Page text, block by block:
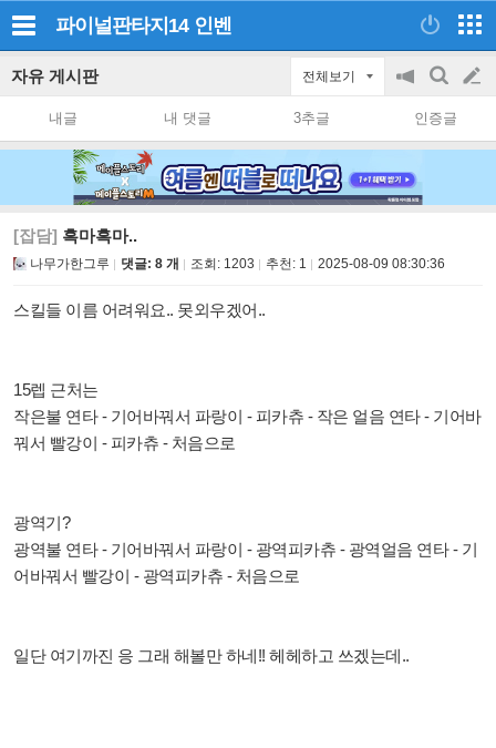
파이널판타지14 인벤
자유 게시판 전체보기
공
on/off
검
색
글
쓰
내글 내 댓글 3추글 인증글
[잡담] 흑마흑마..
나무가한그루 댓글: 8 개 조회: 1203 추천: 1 2025-08-09 08:30:36
스킬들 이름 어려워요.. 못외우겠어..
15렙 근처는
작은불 연타 - 기어바꿔서 파랑이 - 피카츄 - 작은 얼음 연타 - 기어바
꿔서 빨강이 - 피카츄 - 처음으로
광역기?
광역불 연타 - 기어바꿔서 파랑이 - 광역피카츄 - 광역얼음 연타 - 기
어바꿔서 빨강이 - 광역피카츄 - 처음으로
일단 여기까진 응 그래 해볼만 하네!! 헤헤하고 쓰겠는데..